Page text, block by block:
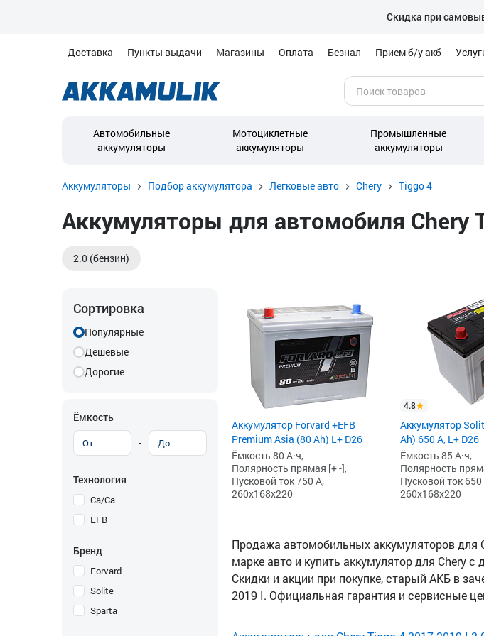
Скидка при
Доставка Пункты выдачи Магазины Оплата Безнал Прием б/у акб
Автомобильные
аккумуляторы
Мотоциклетные
аккумуляторы
Промышленные
аккумуляторы
Аккумуляторы Подбор аккумулятора Легковые авто Chery Tiggo 4
Аккумуляторы для автомобиля Chery
2.0 (бензин)
Сортировка
Популярные
Дешевые
Дорогие
Ёмкость
-
Технология
Ca/Ca
EFB
Бренд
Forvard
Solite
Sparta
Аккумулятор Forvard +EFB
Premium Asia (80 Ah) L+ D26
Ёмкость 80 А·ч,
Полярность прямая [+ -],
Пусковой ток 750 А,
260x168x220
4.8
Аккумулятор
Ah) 650 А, L+ D26
Ёмкость 85 А·ч,
Полярность
Пусковой ток 650
260x168x220
Продажа автомобильных аккумуляторов для
марке авто и купить аккумулятор для Chery
Скидки и акции при покупке, старый АКБ в
2019 I. Официальная гарантия и сервисные